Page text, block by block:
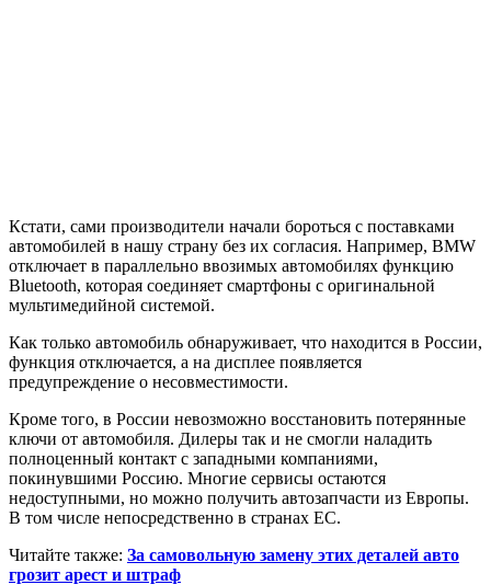
Кстати, сами производители начали бороться с поставками
автомобилей в нашу страну без их согласия. Например, BMW
отключает в параллельно ввозимых автомобилях функцию
Bluetooth, которая соединяет смартфоны с оригинальной
мультимедийной системой.
Как только автомобиль обнаруживает, что находится в России,
функция отключается, а на дисплее появляется
предупреждение о несовместимости.
Кроме того, в России невозможно восстановить потерянные
ключи от автомобиля. Дилеры так и не смогли наладить
полноценный контакт с западными компаниями,
покинувшими Россию. Многие сервисы остаются
недоступными, но можно получить автозапчасти из Европы.
В том числе непосредственно в странах ЕС.
Читайте также: За самовольную замену этих деталей авто
грозит арест и штраф